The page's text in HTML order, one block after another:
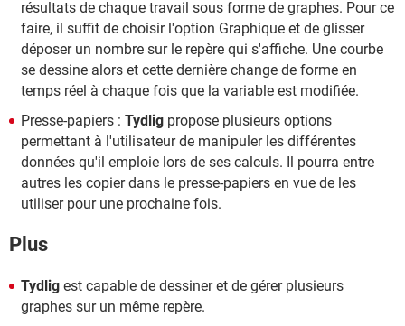
résultats de chaque travail sous forme de graphes. Pour ce
faire, il suffit de choisir l'option Graphique et de glisser
déposer un nombre sur le repère qui s'affiche. Une courbe
se dessine alors et cette dernière change de forme en
temps réel à chaque fois que la variable est modifiée.
Presse-papiers : Tydlig propose plusieurs options
permettant à l'utilisateur de manipuler les différentes
données qu'il emploie lors de ses calculs. Il pourra entre
autres les copier dans le presse-papiers en vue de les
utiliser pour une prochaine fois.
Plus
Tydlig est capable de dessiner et de gérer plusieurs
graphes sur un même repère.